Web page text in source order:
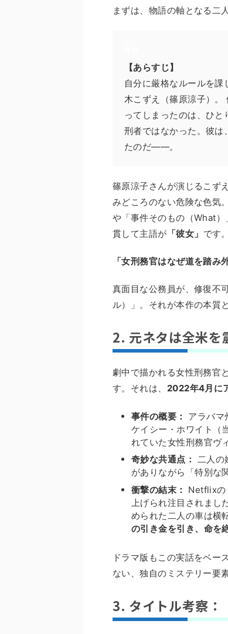
まずは、物語の軸となる二
【あらすじ】
自分に厳格なルールを
木こずえ（篠原涼子）。
ってしまったのは、ひ
刑者ではなかった。彼は
たのだ――。
篠原涼子さんが演じるこず
みどころのない危険な色気
や「事件そのもの（What
貫して主語が 「彼女」 です。
「女刑務官はなぜ道を踏み
真面目な公務員が、修復不
ル）」。それが本作の本質
2. 元ネタは全米を
劇中で描かれる女性刑務官
す。それは、 2022年4月に
事件の概要：
アラバマ
ケイシー・ホワイト（
れていた女性刑務官ヴ
奇妙な共通点： 二人の
がありながら「特別な
衝撃の結末：
Netflixの
上げられ注目されまし
められた二人の車は横
の引き金を引き、命を
ドラマ版もこの実話をベー
ない、独自のミステリー要
3. タイトル考察：